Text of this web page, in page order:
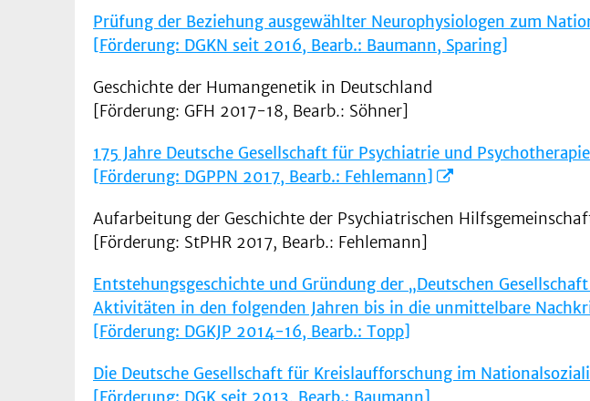
Prüfung der Beziehung ausgewählter Neurophysiologen zum
[Förderung: DGKN seit 2016, Bearb.: Baumann, Sparing]
Geschichte der Humangenetik in Deutschland
[Förderung: GFH 2017-18, Bearb.: Söhner]
175 Jahre Deutsche Gesellschaft für Psychiatrie und
[Förderung: DGPPN 2017, Bearb.: Fehlemann]
Aufarbeitung der Geschichte der Psychiatrischen
[Förderung: StPHR 2017, Bearb.: Fehlemann]
Entstehungsgeschichte und Gründung der „Deutschen
Aktivitäten in den folgenden Jahren bis in die unmittelbare
[Förderung: DGKJP 2014-16, Bearb.: Topp]
Die Deutsche Gesellschaft für Kreislaufforschung im